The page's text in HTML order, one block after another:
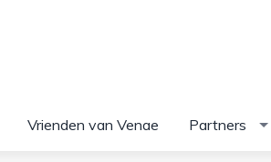
Vrienden van Venae Partners